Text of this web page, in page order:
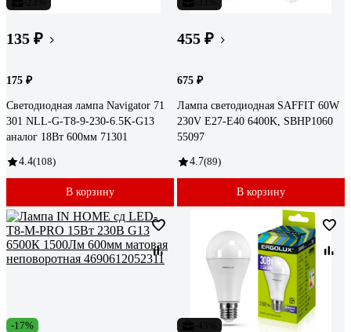
135 ₽
175 ₽
Светодиодная лампа Navigator 71
301 NLL-G-T8-9-230-6.5K-G13
аналог 18Вт 600мм 71301
4.4(108)
В корзину
455 ₽
675 ₽
Лампа светодиодная SAFFIT 60W
230V E27-E40 6400K, SBHP1060
55097
4.7(89)
В корзину
-17%